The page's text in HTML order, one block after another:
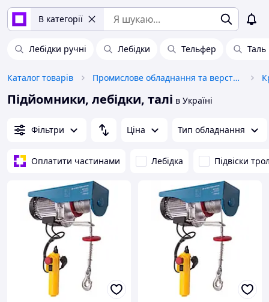
В категорії
Лебідки ручні Лебідки Тельфер
Каталог товарів Промислове обладнання та верстати
Підйомники, лебідки, талі в Україні
Фільтри Ціна Тип обладнання
Оплатити частинами Лебідка Підвіски